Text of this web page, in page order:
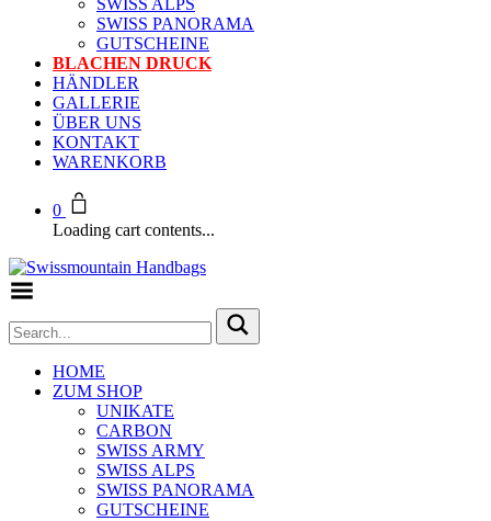
SWISS ALPS
SWISS PANORAMA
GUTSCHEINE
BLACHEN DRUCK
HÄNDLER
GALLERIE
ÜBER UNS
KONTAKT
WARENKORB
0
Loading cart contents...
HOME
ZUM SHOP
UNIKATE
CARBON
SWISS ARMY
SWISS ALPS
SWISS PANORAMA
GUTSCHEINE